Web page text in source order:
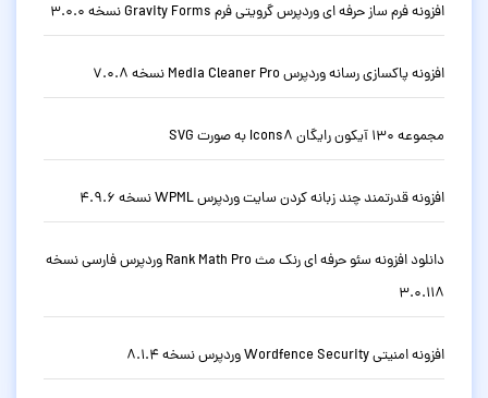
افزونه فرم ساز حرفه ای وردپرس گرویتی فرم Gravity Forms نسخه 3.0.0
افزونه پاکسازی رسانه وردپرس Media Cleaner Pro نسخه 7.0.8
مجموعه 130 آیکون رایگان Icons8 به صورت SVG
افزونه قدرتمند چند زبانه کردن سایت وردپرس WPML نسخه 4.9.6
دانلود افزونه سئو حرفه ای رنک مث Rank Math Pro وردپرس فارسی نسخه
3.0.118
افزونه امنیتی Wordfence Security وردپرس نسخه 8.1.4